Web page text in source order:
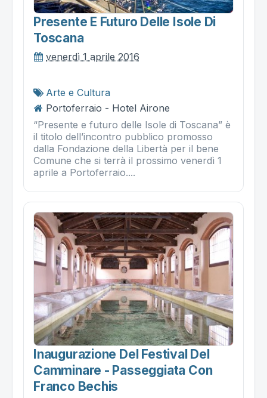
Presente E Futuro Delle Isole Di
Toscana
venerdì 1 aprile 2016
Arte e Cultura
Portoferraio - Hotel Airone
“Presente e futuro delle Isole di Toscana” è
il titolo dell’incontro pubblico promosso
dalla Fondazione della Libertà per il bene
Comune che si terrà il prossimo venerdì 1
aprile a Portoferraio....
Inaugurazione Del Festival Del
Camminare - Passeggiata Con
Franco Bechis